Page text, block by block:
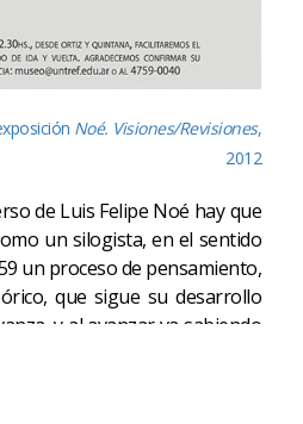
Noé. Visiones/Revisiones,
2012
de Luis Felipe Noé hay que
un silogista, en el sentido
un proceso de pensamiento,
que sigue su desarrollo
y al avanzar va sabiendo